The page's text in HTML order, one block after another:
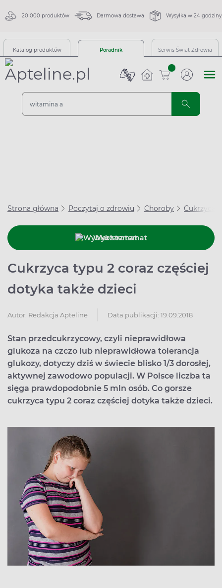
20 000 produktów Darmowa dostawa Wysyłka w 24 godziny
Katalog produktów Poradnik Serwis Świat Zdrowia
sztuk
Strona główna Poczytaj o zdrowiu Choroby Cukrzyca
Wybierz temat
Cukrzyca typu 2 coraz częściej
dotyka także dzieci
Autor: Redakcja Apteline Data publikacji: 19.09.2018
Stan przedcukrzycowy, czyli nieprawidłowa
glukoza na czczo lub nieprawidłowa tolerancja
glukozy, dotyczy dziś w świecie blisko 1/3 dorosłej,
aktywnej zawodowo populacji. W Polsce liczba ta
sięga prawdopodobnie 5 mln osób. Co gorsze
cukrzyca typu 2 coraz częściej dotyka także dzieci.